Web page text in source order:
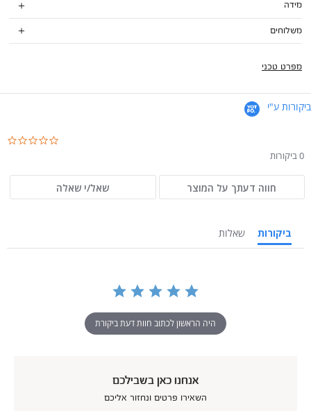
מידה
משלוחים
מפרט טכני
ביקורות ע"י
0 ביקורות
חווה דעתך על המוצר שאל/י שאלה
ביקורות שאלות
היה הראשון לכתוב חוות דעת ביקורת
אנחנו כאן בשבילכם
השאירו פרטים ונחזור אליכם